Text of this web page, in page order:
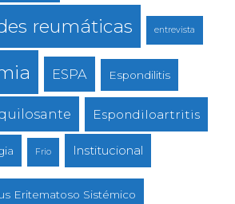
reumáticas entrevista
ESPA Espondilitis
Espondiloartritis
Frio Institucional
Eritematoso Sistémico